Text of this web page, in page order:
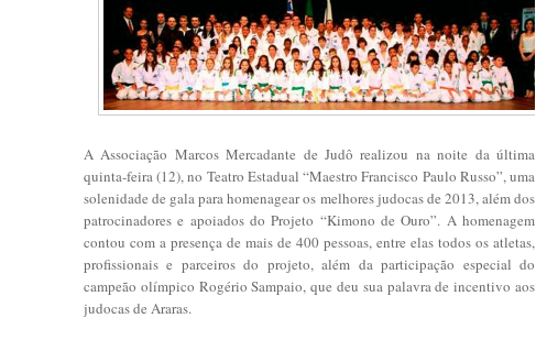
A Associação Marcos Mercadante de Judô realizou na noite da última
quinta-feira (12), no Teatro Estadual “Maestro Francisco Paulo Russo”, uma
solenidade de gala para homenagear os melhores judocas de 2013, além dos
patrocinadores e apoiados do Projeto “Kimono de Ouro”. A homenagem
contou com a presença de mais de 400 pessoas, entre elas todos os atletas,
profissionais e parceiros do projeto, além da participação especial do
campeão olímpico Rogério Sampaio, que deu sua palavra de incentivo aos
judocas de Araras.